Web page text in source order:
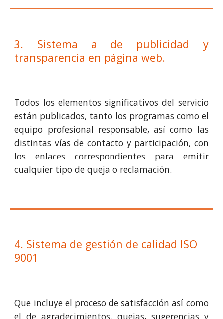
3. Sistema a de publicidad y
transparencia en página web.
Todos los elementos significativos del servicio
están publicados, tanto los programas como el
equipo profesional responsable, así como las
distintas vías de contacto y participación, con
los enlaces correspondientes para emitir
cualquier tipo de queja o reclamación.
4. Sistema de gestión de calidad ISO
9001
Que incluye el proceso de satisfacción así como
el de agradecimientos, quejas, sugerencias y